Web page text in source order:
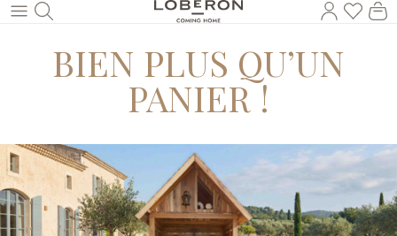
Revenir au contenu principal
Vous
BIEN PLUS QU’UN
PANIER !